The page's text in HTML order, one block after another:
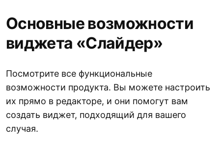
Основные возможности
виджета «Слайдер»
Посмотрите все функциональные
возможности продукта. Вы можете настроить
их прямо в редакторе, и они помогут вам
создать виджет, подходящий для вашего
случая.